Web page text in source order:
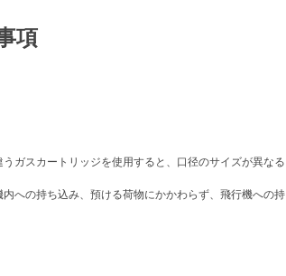
項
ガスカートリッジを使用すると、口径のサイズが異なる
への持ち込み、預ける荷物にかかわらず、飛行機への持